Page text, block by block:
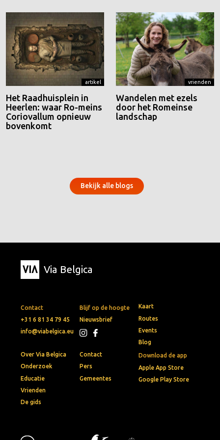
artikel
Het Raadhuisplein in
Heerlen: waar Ro-meins
Coriovallum opnieuw
bovenkomt
vrienden
Wandelen met ezels
door het Romeinse
landschap
Bekijk alle blogs
Via Belgica
Contact
+31 6 81 34 79 45
info@viabelgica.eu
Blijf op de hoogte
Nieuwsbrief
Download de app
Apple App Store
Google Play Store
Kaart
Routes
Events
Blog
Over Via Belgica
Onderzoek
Educatie
Vrienden
De gids
Contact
Pers
Gemeentes